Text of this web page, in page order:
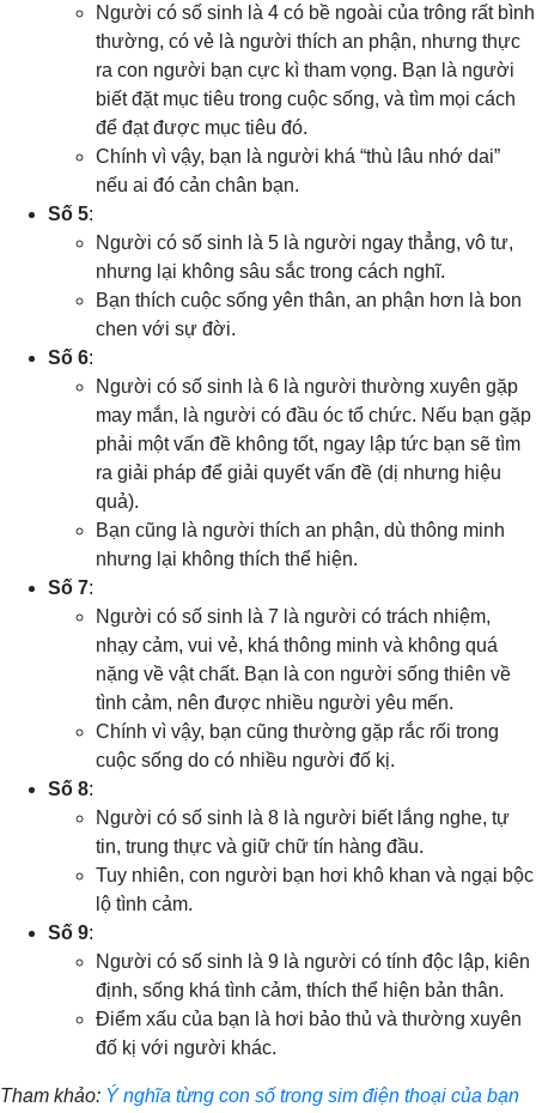
Người có số sinh là 4 có bề ngoài của trông rất bình
thường, có vẻ là người thích an phận, nhưng thực
ra con người bạn cực kì tham vọng. Bạn là người
biết đặt mục tiêu trong cuộc sống, và tìm mọi cách
để đạt được mục tiêu đó.
Chính vì vậy, bạn là người khá “thù lâu nhớ dai”
nếu ai đó cản chân bạn.
Số 5:
Người có số sinh là 5 là người ngay thẳng, vô tư,
nhưng lại không sâu sắc trong cách nghĩ.
Bạn thích cuộc sống yên thân, an phận hơn là bon
chen với sự đời.
Số 6:
Người có số sinh là 6 là người thường xuyên gặp
may mắn, là người có đầu óc tổ chức. Nếu bạn gặp
phải một vấn đề không tốt, ngay lập tức bạn sẽ tìm
ra giải pháp để giải quyết vấn đề (dị nhưng hiệu
quả).
Bạn cũng là người thích an phận, dù thông minh
nhưng lại không thích thể hiện.
Số 7:
Người có số sinh là 7 là người có trách nhiệm,
nhạy cảm, vui vẻ, khá thông minh và không quá
nặng về vật chất. Bạn là con người sống thiên về
tình cảm, nên được nhiều người yêu mến.
Chính vì vậy, bạn cũng thường gặp rắc rối trong
cuộc sống do có nhiều người đố kị.
Số 8:
Người có số sinh là 8 là người biết lắng nghe, tự
tin, trung thực và giữ chữ tín hàng đầu.
Tuy nhiên, con người bạn hơi khô khan và ngại bộc
lộ tình cảm.
Số 9:
Người có số sinh là 9 là người có tính độc lập, kiên
định, sống khá tình cảm, thích thể hiện bản thân.
Điểm xấu của bạn là hơi bảo thủ và thường xuyên
đố kị với người khác.
Tham khảo: Ý nghĩa từng con số trong sim điện thoại của bạn